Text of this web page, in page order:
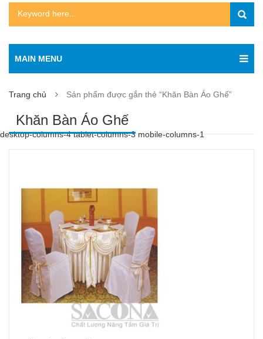
MAIN MENU
Trang chủ Sản phẩm được gắn thẻ “Khăn Bàn Áo Ghế”
Khăn Bàn Áo Ghế
desktop-columns-4 tablet-columns-3 mobile-columns-1